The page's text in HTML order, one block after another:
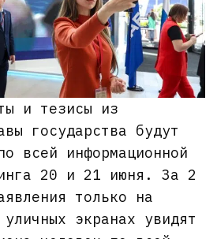
и тезисы из
государства будут
всей информационной
20 и 21 июня. За 2
только на
экранах увидят